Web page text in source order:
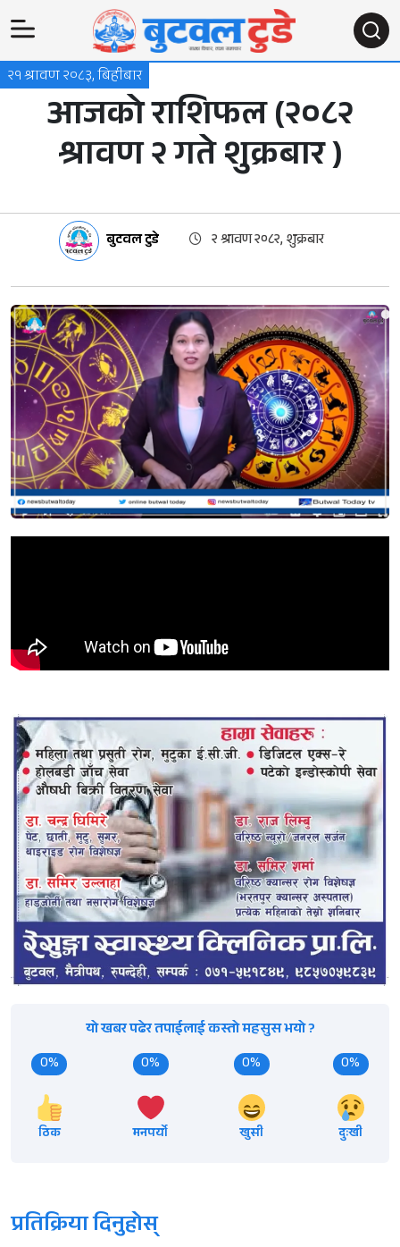
२१ श्रावण २०८३, बिहीबार
आजको राशिफल (२०८२
श्रावण २ गते शुक्रबार )
बुटवल टुडे २ श्रावण २०८२, शुक्रबार
यो खबर पढेर तपाईलाई कस्तो महसुस भयो ?
0%
ठिक
0%
मनपर्यो
0%
खुसी
0%
दुःखी
प्रतिक्रिया दिनुहोस्